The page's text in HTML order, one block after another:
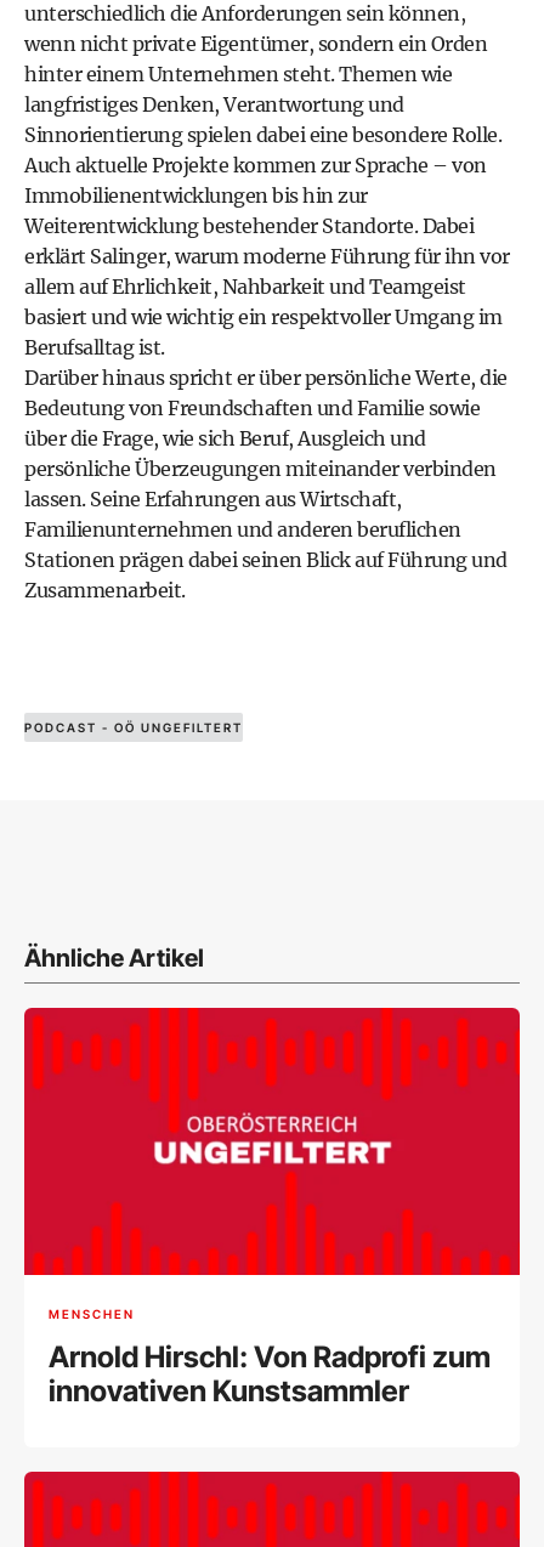
unterschiedlich die Anforderungen sein können,
wenn nicht private Eigentümer, sondern ein Orden
hinter einem Unternehmen steht. Themen wie
langfristiges Denken, Verantwortung und
Sinnorientierung spielen dabei eine besondere Rolle.
Auch aktuelle Projekte kommen zur Sprache – von
Immobilienentwicklungen bis hin zur
Weiterentwicklung bestehender Standorte. Dabei
erklärt Salinger, warum moderne Führung für ihn vor
allem auf Ehrlichkeit, Nahbarkeit und Teamgeist
basiert und wie wichtig ein respektvoller Umgang im
Berufsalltag ist.
Darüber hinaus spricht er über persönliche Werte, die
Bedeutung von Freundschaften und Familie sowie
über die Frage, wie sich Beruf, Ausgleich und
persönliche Überzeugungen miteinander verbinden
lassen. Seine Erfahrungen aus Wirtschaft,
Familienunternehmen und anderen beruflichen
Stationen prägen dabei seinen Blick auf Führung und
Zusammenarbeit.
PODCAST - OÖ UNGEFILTERT
Ähnliche Artikel
MENSCHEN
Arnold Hirschl: Von Radprofi zum
innovativen Kunstsammler